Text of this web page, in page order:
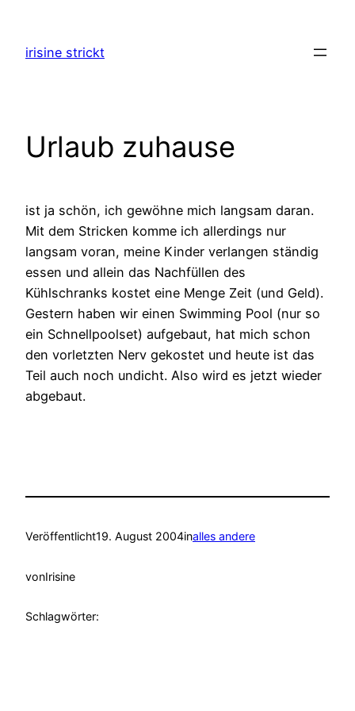
springen
irisine strickt
Urlaub zuhause
ist ja schön, ich gewöhne mich langsam daran.
Mit dem Stricken komme ich allerdings nur
langsam voran, meine Kinder verlangen ständig
essen und allein das Nachfüllen des
Kühlschranks kostet eine Menge Zeit (und Geld).
Gestern haben wir einen Swimming Pool (nur so
ein Schnellpoolset) aufgebaut, hat mich schon
den vorletzten Nerv gekostet und heute ist das
Teil auch noch undicht. Also wird es jetzt wieder
abgebaut.
Veröffentlicht19. August 2004inalles andere
vonIrisine
Schlagwörter: